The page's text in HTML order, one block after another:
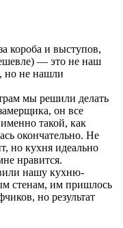
короба и выступов,
— это не наш
но не нашли
мы решили делать
он все
такой, как
окончательно. Не
но кухня идеально
нравится.
нашу кухню-
стенам, им пришлось
но результат